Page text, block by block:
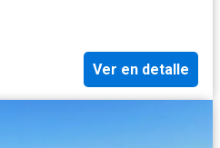
Ver en detalle